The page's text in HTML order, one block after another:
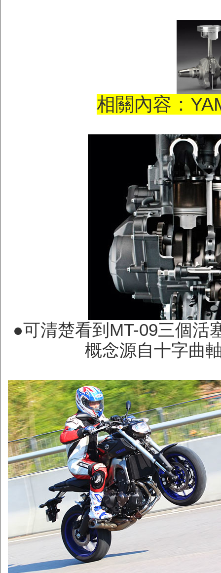
相關內容：
●可清楚看到MT-09三個活
概念源自十字曲